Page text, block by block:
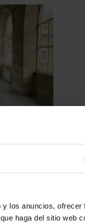
los anuncios,
haga del sitio web
en la
solar
del Hospital